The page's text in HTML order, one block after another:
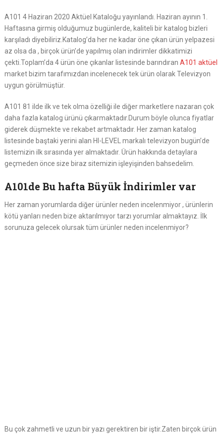
A101 4 Haziran 2020 Aktüel Kataloğu yayınlandı. Haziran ayının 1.
Haftasına girmiş olduğumuz bugünlerde, kaliteli bir katalog bizleri
karşıladı diyebiliriz.Katalog’da her ne kadar öne çıkan ürün yelpazesi
az olsa da , birçok ürün’de yapılmış olan indirimler dikkatimizi
çekti.Toplam’da 4 ürün öne çıkanlar listesinde barındıran A101 aktüel
market bizim tarafımızdan incelenecek tek ürün olarak Televizyon
uygun görülmüştür.
A101 81 ilde ilk ve tek olma özelliği ile diğer marketlere nazaran çok
daha fazla katalog ürünü çıkarmaktadır.Durum böyle olunca fiyatlar
giderek düşmekte ve rekabet artmaktadır. Her zaman katalog
listesinde baştaki yerini alan HI-LEVEL markalı televizyon bugün’de
listemizin ilk sırasında yer almaktadır. Ürün hakkında detaylara
geçmeden önce size biraz sitemizin işleyişinden bahsedelim.
A101de Bu hafta Büyük İndirimler var
Her zaman yorumlarda diğer ürünler neden incelenmiyor , ürünlerin
kötü yanları neden bize aktarılmıyor tarzı yorumlar almaktayız. İlk
sorunuza gelecek olursak tüm ürünler neden incelenmiyor?
Bu çok zahmetli ve uzun bir yazı gerektiren bir iştir.Zaten birçok ürün